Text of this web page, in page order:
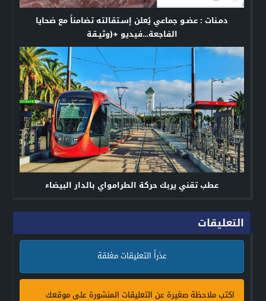
دمـنات : عضـو جماعي يُعلن إسـتقالته تضامناً مع ضحايا
الفاجعة…فيديو +(وثيـقة
عطب تقني يربك حركة الطرامواي بالدار البيضاء
التعليقات
عذراً التعليقات مغلقة
اكتب ملاحظة صغيرة عن التعليقات المنشورة على موقعك